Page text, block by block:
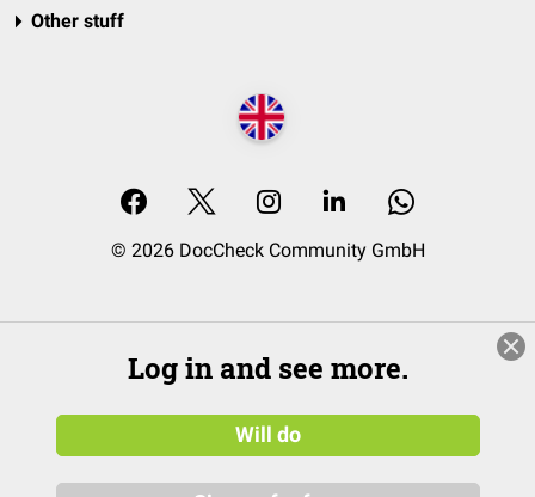
Other stuff
© 2026 DocCheck Community GmbH
Log in and see more.
Will do